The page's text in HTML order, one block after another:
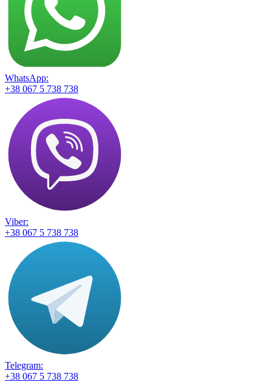
WhatsApp:
+38 067 5 738 738
Viber:
+38 067 5 738 738
Telegram:
+38 067 5 738 738